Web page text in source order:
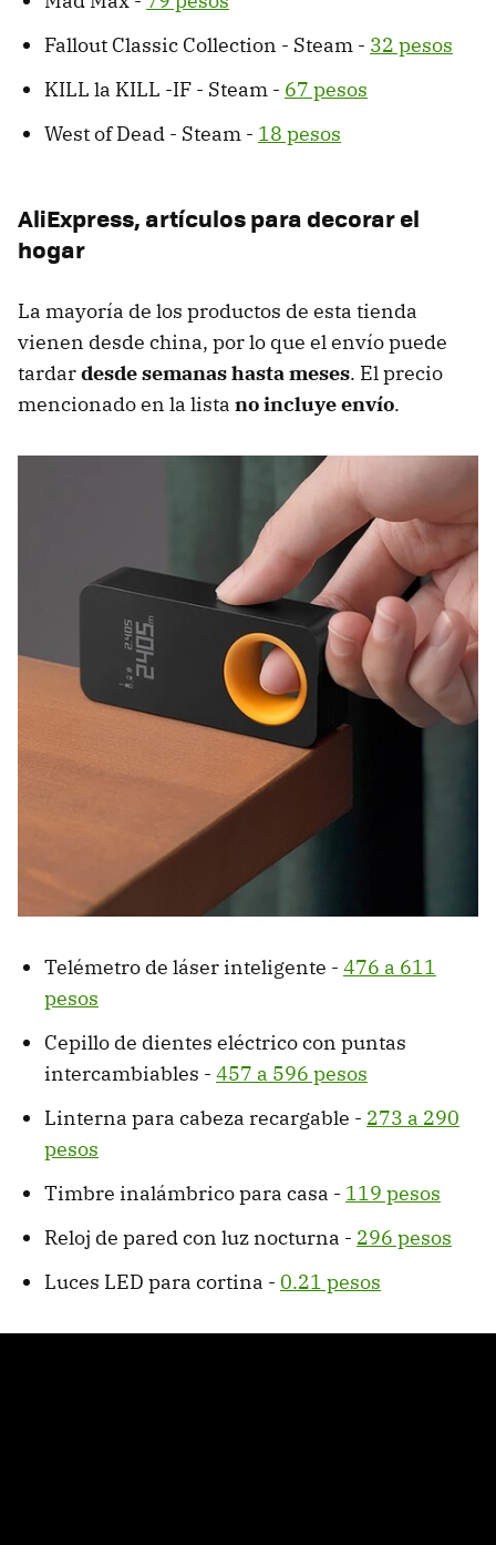
Fallout Classic Collection - Steam - 32 pesos
KILL la KILL -IF - Steam - 67 pesos
West of Dead - Steam - 18 pesos
AliExpress, artículos para decorar el
hogar
La mayoría de los productos de esta tienda
vienen desde china, por lo que el envío puede
tardardesde semanas hasta meses. El precio
mencionado en la lista no incluye envío.
Telémetro de láser inteligente - 476 a 611
pesos
Cepillo de dientes eléctrico con puntas
intercambiables - 457 a 596 pesos
Linterna para cabeza recargable - 273 a 290
pesos
Timbre inalámbrico para casa - 119 pesos
Reloj de pared con luz nocturna - 296 pesos
Luces LED para cortina - 0.21 pesos